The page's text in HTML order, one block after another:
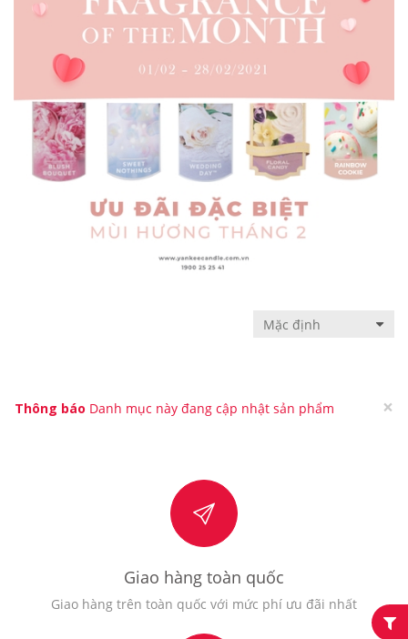
×
Thông báo Danh mục này đang cập nhật sản phẩm
Giao hàng toàn quốc
Giao hàng trên toàn quốc với mức phí ưu đãi nhất